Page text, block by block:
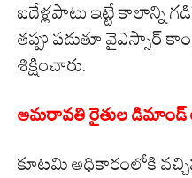
ఐదేళ్లపాటు ఇట్టే కాలాన్ని
తప్పు పడుతూ వైఎస్సార్
శిక్షించారు.
అమరావతి రైతుల డిమాండ్
కూటమి అధికారంలోకి